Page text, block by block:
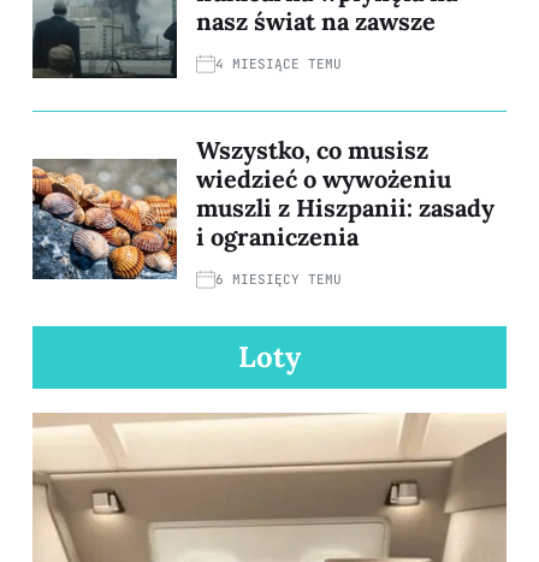
nasz świat na zawsze
4 MIESIĄCE TEMU
Wszystko, co musisz
wiedzieć o wywożeniu
muszli z Hiszpanii: zasady
i ograniczenia
6 MIESIĘCY TEMU
Loty